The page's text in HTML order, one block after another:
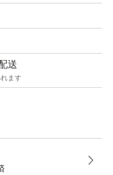
用しております。
送
ます